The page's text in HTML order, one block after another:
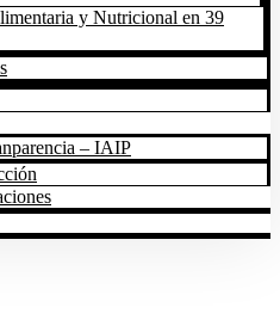
y Nutricional en 39
– IAIP